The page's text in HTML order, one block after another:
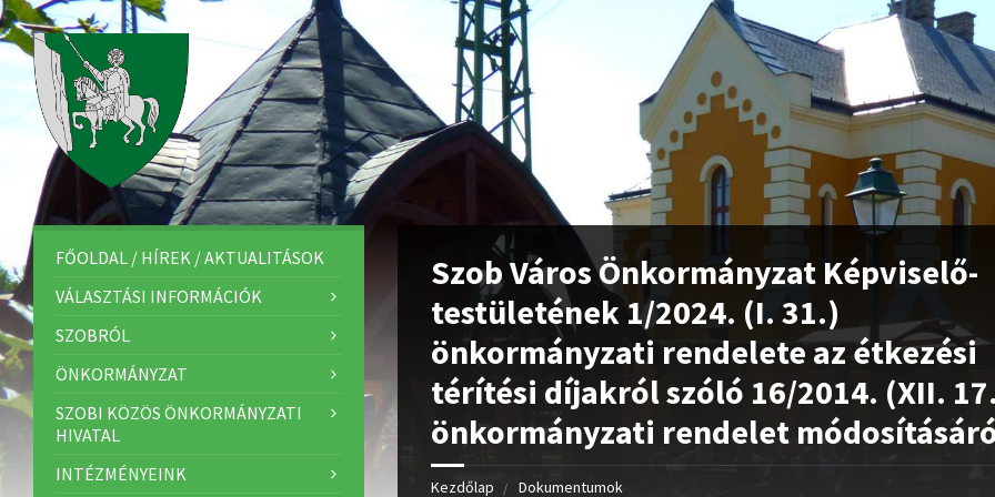
Szob Város Önkormányzat Képviselő-
testületének 1/2024. (I. 31.)
önkormányzati rendelete az étkezési
térítési díjakról szóló 16/2014. (XII.
önkormányzati rendelet
Kezdőlap Dokumentumok
FŐOLDAL / HÍREK / AKTUALITÁSOK
VÁLASZTÁSI INFORMÁCIÓK
SZOBRÓL
ÖNKORMÁNYZAT
SZOBI KÖZÖS ÖNKORMÁNYZATI
HIVATAL
INTÉZMÉNYEINK